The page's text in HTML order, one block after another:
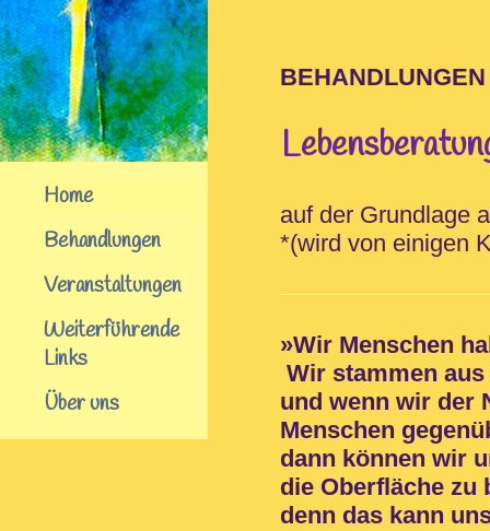
Home
Behandlungen
Veranstaltungen
Weiterführende
Links
Über uns
BEHANDLUNGEN
auf der Grundlage
*(wird von einigen
»Wir Menschen
Wir stammen
und wenn wir der
Menschen
dann können wir
die Oberfläche zu
denn das kann